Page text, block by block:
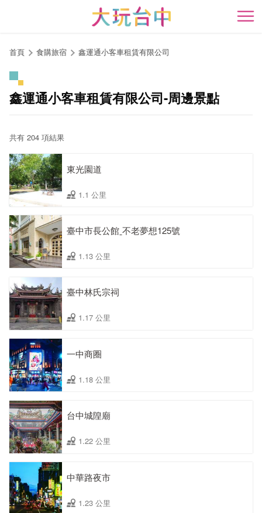
開
首頁 食購旅宿 鑫運通小客車租賃有限公司
鑫運通小客車租賃有限公司-周邊景點
共有 204 項結果
東光園道
1.1 公里
臺中市長公館ˍ不老夢想125號
1.13 公里
臺中林氏宗祠
1.17 公里
一中商圈
1.18 公里
台中城隍廟
1.22 公里
中華路夜市
1.23 公里